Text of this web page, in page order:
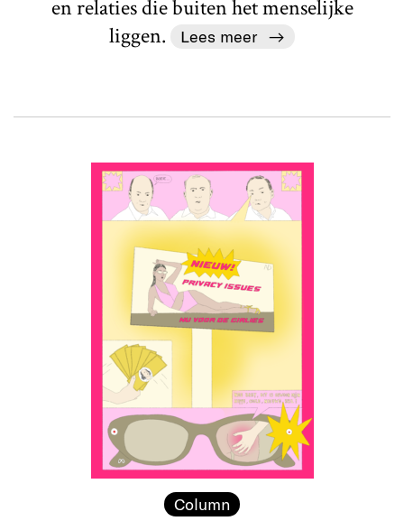
en relaties die buiten het menselijke
liggen.
Lees meer
Column